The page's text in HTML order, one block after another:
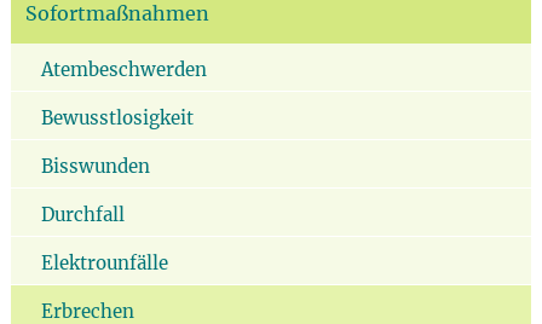
Sofortmaßnahmen
Atembeschwerden
Bewusstlosigkeit
Bisswunden
Durchfall
Elektrounfälle
Erbrechen